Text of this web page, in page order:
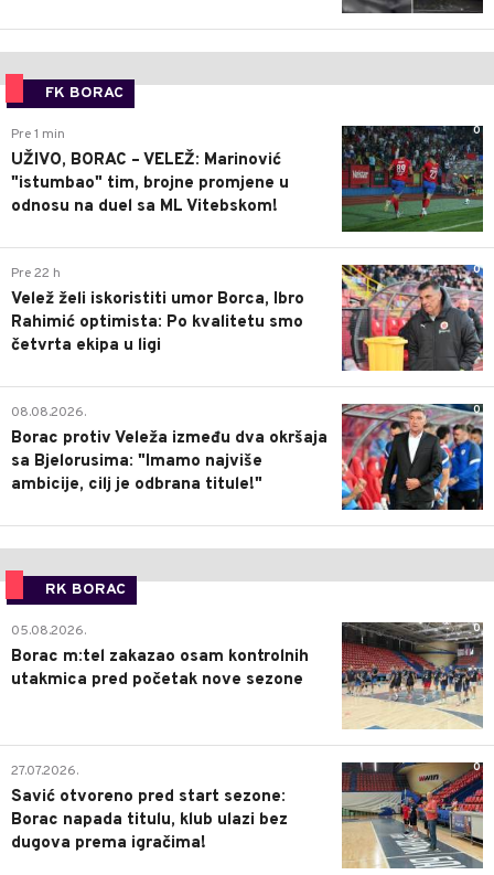
FK BORAC
0
Pre 1 min
UŽIVO, BORAC – VELEŽ: Marinović
"istumbao" tim, brojne promjene u
odnosu na duel sa ML Vitebskom!
0
Pre 22 h
Velež želi iskoristiti umor Borca, Ibro
Rahimić optimista: Po kvalitetu smo
četvrta ekipa u ligi
0
08.08.2026.
Borac protiv Veleža između dva okršaja
sa Bjelorusima: "Imamo najviše
ambicije, cilj je odbrana titule!"
RK BORAC
0
05.08.2026.
Borac m:tel zakazao osam kontrolnih
utakmica pred početak nove sezone
0
27.07.2026.
Savić otvoreno pred start sezone:
Borac napada titulu, klub ulazi bez
dugova prema igračima!